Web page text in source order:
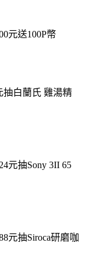
元送100P幣
抽白蘭氏 雞湯精
元抽Sony 3II 65
元抽Siroca研磨咖